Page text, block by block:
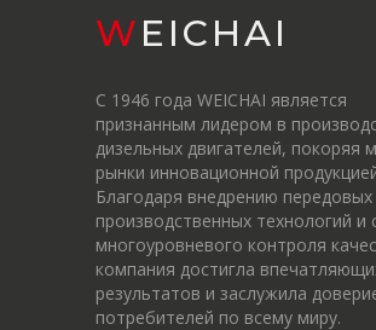
WEICHAI
С 1946 года WEICHAI является
признанным лидером в
дизельных двигателей, покоряя
рынки инновационной
Благодаря внедрению передовых
производственных технологий и
многоуровневого контроля
компания достигла
результатов и заслужила
потребителей по всему миру.